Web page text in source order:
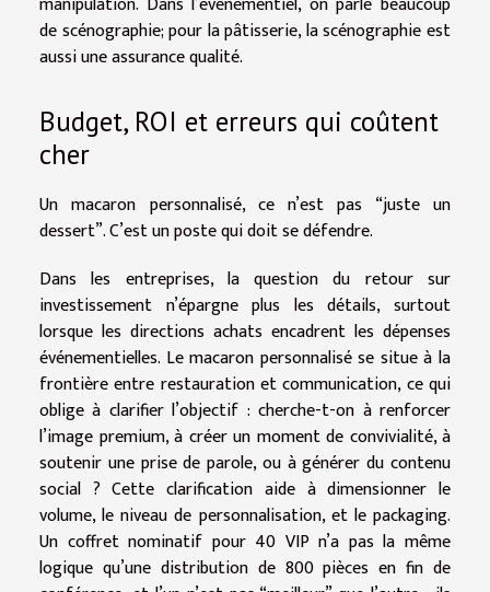
de scénographie; pour la pâtisserie, la scénographie est
aussi une assurance qualité.
Budget, ROI et erreurs qui coûtent
cher
Un macaron personnalisé, ce n’est pas “juste un
dessert”. C’est un poste qui doit se défendre.
Dans les entreprises, la question du retour sur
investissement n’épargne plus les détails, surtout
lorsque les directions achats encadrent les dépenses
événementielles. Le macaron personnalisé se situe à la
frontière entre restauration et communication, ce qui
oblige à clarifier l’objectif : cherche-t-on à renforcer
l’image premium, à créer un moment de convivialité, à
soutenir une prise de parole, ou à générer du contenu
social ? Cette clarification aide à dimensionner le
volume, le niveau de personnalisation, et le packaging.
Un coffret nominatif pour 40 VIP n’a pas la même
logique qu’une distribution de 800 pièces en fin de